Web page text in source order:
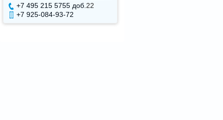
+7 495 215 5755 доб.7
+7 925-084-93-71